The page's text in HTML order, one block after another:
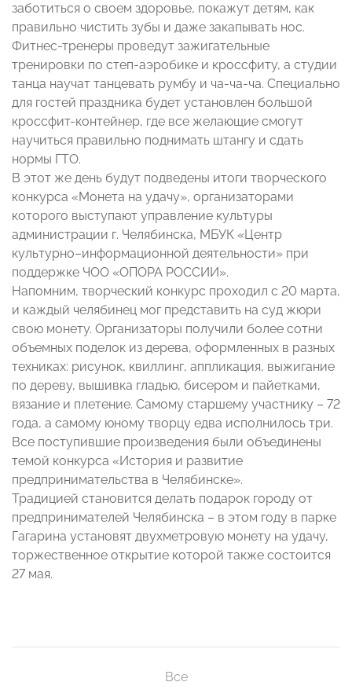
заботиться о своем здоровье, покажут детям, как
правильно чистить зубы и даже закапывать нос.
Фитнес-тренеры проведут зажигательные
тренировки по степ-аэробике и кроссфиту, а студии
танца научат танцевать румбу и ча-ча-ча. Специально
для гостей праздника будет установлен большой
кроссфит-контейнер, где все желающие смогут
научиться правильно поднимать штангу и сдать
нормы ГТО.
В этот же день будут подведены итоги творческого
конкурса «Монета на удачу», организаторами
которого выступают управление культуры
администрации г. Челябинска, МБУК «Центр
культурно–информационной деятельности» при
поддержке ЧОО «ОПОРА РОССИИ».
Напомним, творческий конкурс проходил с 20 марта,
и каждый челябинец мог представить на суд жюри
свою монету. Организаторы получили более сотни
объемных поделок из дерева, оформленных в разных
техниках: рисунок, квиллинг, аппликация, выжигание
по дереву, вышивка гладью, бисером и пайетками,
вязание и плетение. Самому старшему участнику – 72
года, а самому юному творцу едва исполнилось три.
Все поступившие произведения были объединены
темой конкурса «История и развитие
предпринимательства в Челябинске».
Традицией становится делать подарок городу от
предпринимателей Челябинска – в этом году в парке
Гагарина установят двухметровую монету на удачу,
торжественное открытие которой также состоится
27 мая.
Все